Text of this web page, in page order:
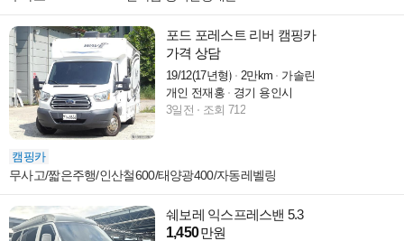
포드 포레스트 리버 캠핑카
가격 상담
19/12(17년형) 2만km
가솔린
개인 전재홍
경기 용인시
3일전
조회 712
캠핑카
무사고/짧은주행/인산철600/태양광400/자동레벨링
쉐보레 익스프레스밴 5.3
1,450만원